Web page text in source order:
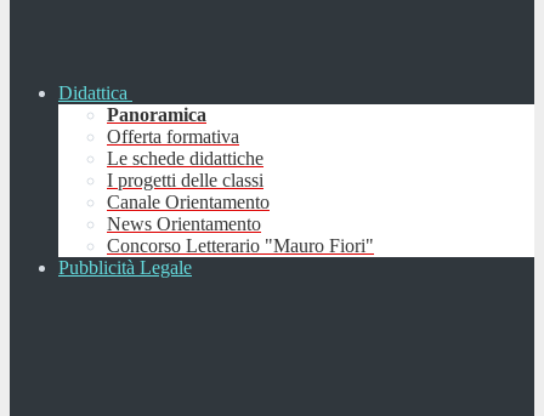
Didattica
Panoramica
Offerta formativa
Le schede didattiche
I progetti delle classi
Canale Orientamento
News Orientamento
Concorso Letterario "Mauro Fiori"
Pubblicità Legale